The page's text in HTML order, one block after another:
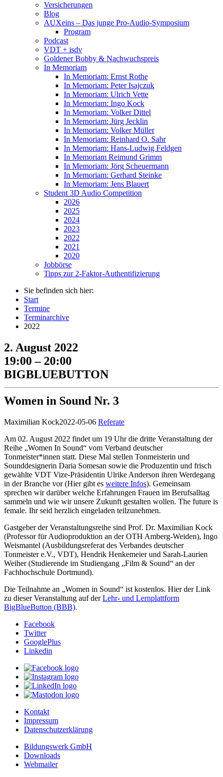
Versicherungen
Blog
AUXeins – Das junge Pro-Audio-Symposium
Program
Podcast
VDT + isdv
Goldener Bobby & Nachwuchspreis
In Memoriam
In Memoriam: Ernst Rothe
In Memoriam: Peter Isajczuk
In Memoriam: Ulrich Vette
In Memoriam: Ingo Kock
In Memoriam: Volker Dittel
In Memoriam: Jürg Jecklin
In Memoriam: Volker Müller
In Memoriam: Reinhard O. Sahr
In Memoriam: Hans-Ludwig Feldgen
In Memoriam Reimund Grimm
In Memoriam: Jörg Scheuermann
In Memoriam: Gerhard Steinke
In Memoriam: Jens Blauert
Student 3D Audio Competition
2026
2025
2024
2023
2022
2021
2020
Jobbörse
Tipps zur 2-Faktor-Authentifizierung
Sie befinden sich hier:
Start
Termine
Terminarchive
2022
2. August 2022
19:00 – 20:00
BIGBLUEBUTTON
Women in Sound Nr. 3
Maximilian Kock2022-05-06 Referate
Am 02. August 2022 findet um 19 Uhr die dritte Veranstaltung der
Reihe „Women In Sound“ vom Verband deutscher
Tonmeister*innen statt. Diese Mal stellen Tonmeisterin und
Sounddesignerin Daria Somesan sowie die Produzentin und frisch
gewählte VDT Vize-Präsidentin Ulrike Anderson ihren Werdegang
in der Branche vor (Hier gibt es weitere Infos). Gemeinsam
sprechen wir darüber welche Erfahrungen Frauen im Berufsalltag
sammeln und wie wir unsere Zukunft gestalten wollen. The future is
female. Ihr seid herzlich eingeladen teilzunehmen.
Gastgeber der Veranstaltungsreihe sind Prof. Dr. Maximilian Kock
(Professor für Audioproduktion an der OTH Amberg-Weiden), Ingo
Weismantel (Ausbildungsreferat des Verbandes deutscher
Tonmeister e.V., VDT), Hendrik Henkemeier und Sarah-Laurien
Weiher (Studierende im Studiengang „Film & Sound“ an der
Fachhochschule Dortmund).
Die Teilnahme an „Women in Sound“ ist kostenlos. Hier der Link
zu dieser Veranstaltung auf derLehr- und Lernplattform
BigBlueButton (BBB).
Facebook
Twitter
GooglePlus
Linkedin
Kontakt
Impressum
Datenschutzerklärung
Bildungswerk GmbH
Downloads
Webmailer